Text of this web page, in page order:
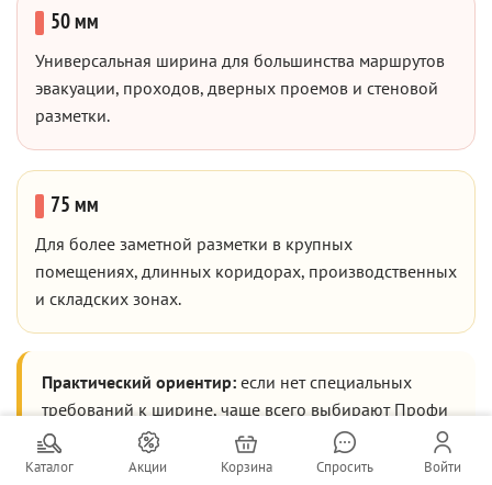
Каталог Акции Корзина Спросить Войти
50 мм
Универсальная ширина для большинства маршрутов
эвакуации, проходов, дверных проемов и стеновой
разметки.
75 мм
Для более заметной разметки в крупных
помещениях, длинных коридорах, производственных
и складских зонах.
Практический ориентир: если нет специальных
требований к ширине, чаще всего выбирают Профи
200 шириной 50 мм.